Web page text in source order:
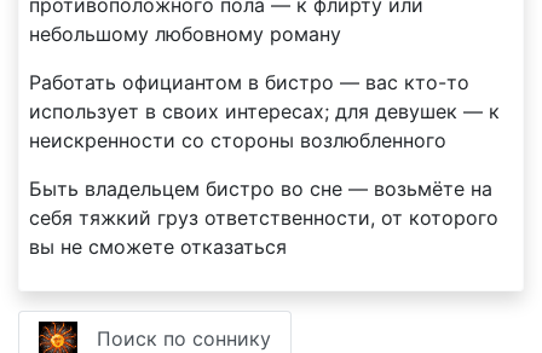
небольшому любовному роману
Работать официантом в бистро — вас кто-то
использует в своих интересах; для девушек — к
неискренности со стороны возлюбленного
Быть владельцем бистро во сне — возьмёте на
себя тяжкий груз ответственности, от которого
вы не сможете отказаться
Поиск по соннику